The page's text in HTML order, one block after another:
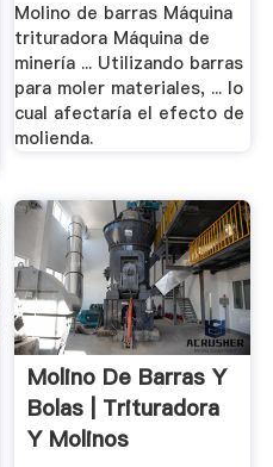
Molino de barras Máquina
trituradora Máquina de
minería ... Utilizando barras
para moler materiales, ... lo
cual afectaría el efecto de
molienda.
Molino De Barras Y
Bolas | Trituradora
Y Molinos